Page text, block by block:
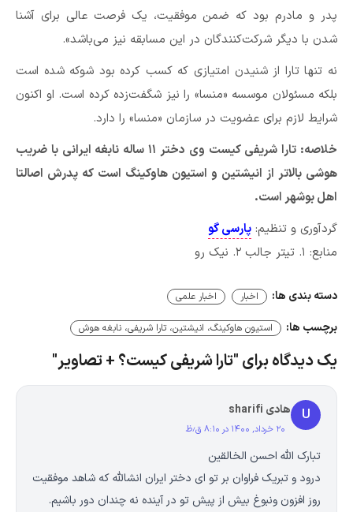
پدر و مادرم بود که ضمن موفقیت، یک فرصت عالی برای آشنا
شدن با دیگر شرکت‌کنندگان در این مسابقه نیز می‌باشد».
نه تنها تارا از شنیدن امتیازی که کسب کرده بود شوکه شده است
بلکه مسئولان موسسه «منسا» را نیز شگفت‌زده کرده است. او اکنون
شرایط لازم برای عضویت در سازمان «منسا» را دارد.
خلاصه: تارا شریفی کیست وی دختر ۱۱ ساله نابغه ایرانی با ضریب
هوشی بالاتر از انیشتین و استیون هاوکینگ است که پدرش اصالتا
اهل بوشهر است.
گردآوری و تنظیم: پارسی گو
منابع: ۱. تیتر جالب ۲. نیک رو
دسته بندی ها: اخبار اخبار علمی
برچسب ها: استیون هاوکینگ، انیشتین، تارا شریفی، نابغه هوش
یک دیدگاه برای "تارا شریفی کیست‌؟ + تصاویر"
U هادی sharifi
۲۰ خرداد, ۱۴۰۰ در ۸:۱۰ ق٫ظ
تبارک الله احسن الخالقین
درود و تبریک فراوان بر تو ای دختر ایران انشالله که شاهد موفقیت
روز افزون ونبوغ بیش از پیش تو در آینده نه چندان دور باشیم.